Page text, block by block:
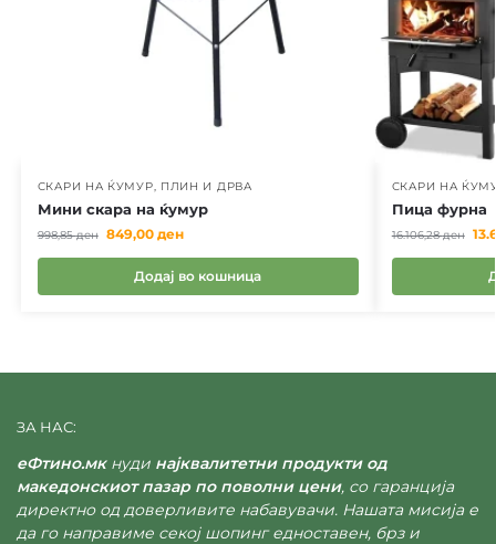
СКАРИ НА ЌУМУР, ПЛИН И ДРВА
Мини скара на ќумур
998,85ден 849,00 ден
Додај во кошница
СКАРИ НА
Пица фурна
16.106,28ден
ЗА НАС:
еФтино.мкнуди најквалитетни продукти од
македонскиот пазар по поволни цени, со гаранција
директно од доверливите набавувачи. Нашата мисија е
да го направиме секој шопинг едноставен, брз и